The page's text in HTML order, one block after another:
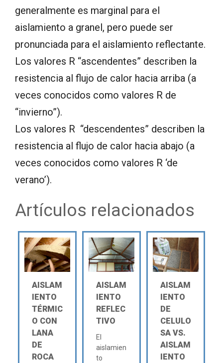
generalmente es marginal para el
aislamiento a granel, pero puede ser
pronunciada para el aislamiento reflectante.
Los valores R “ascendentes” describen la
resistencia al flujo de calor hacia arriba (a
veces conocidos como valores R de
“invierno”).
Los valores R “descendentes” describen la
resistencia al flujo de calor hacia abajo (a
veces conocidos como valores R ‘de
verano’).
Artículos relacionados
AISLAM
IENTO
TÉRMIC
O CON
LANA
DE
ROCA
AISLAM
IENTO
REFLEC
TIVO
El
aislamien
to
AISLAM
IENTO
DE
CELULO
SA VS.
AISLAM
IENTO